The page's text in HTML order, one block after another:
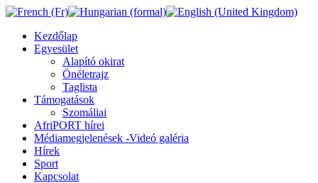
Kezdőlap
Egyesület
Alapító okirat
Önéletrajz
Taglista
Támogatások
Szomáliai
AfriPORT hírei
Médiamegjelenések -Videó galéria
Hírek
Sport
Kapcsolat